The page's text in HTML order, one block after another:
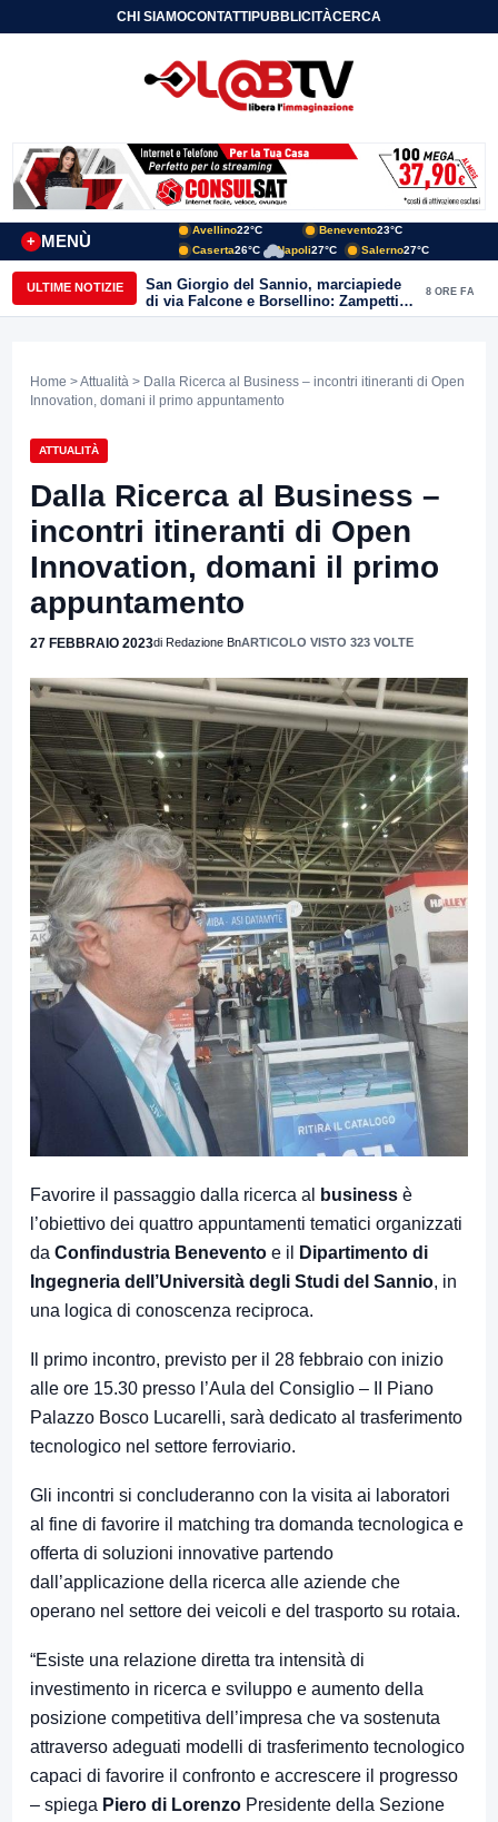
CHI SIAMOCONTATTIPUBBLICITÀCERCA
MENÙ
+
Avellino22°C Benevento23°C
Caserta26°C Napoli27°C Salerno27°C
ULTIME NOTIZIE
San Giorgio del Sannio, marciapiede
di via Falcone e Borsellino: Zampetti e
Lombardi replicano alle polemiche
8 ORE FA
Home >Attualità > Dalla Ricerca al Business – incontri itineranti di Open
Innovation, domani il primo appuntamento
ATTUALITÀ
Dalla Ricerca al Business –
incontri itineranti di Open
Innovation, domani il primo
appuntamento
27 FEBBRAIO 2023di Redazione BnARTICOLO VISTO 323 VOLTE
Favorire il passaggio dalla ricerca al business è
l’obiettivo dei quattro appuntamenti tematici organizzati
da Confindustria Benevento e il
Dipartimento di
Ingegneria dell’Università degli Studi del Sannio, in
una logica di conoscenza reciproca.
Il primo incontro, previsto per il 28 febbraio con inizio
alle ore 15.30 presso l’Aula del Consiglio – II Piano
Palazzo Bosco Lucarelli, sarà dedicato al trasferimento
tecnologico nel settore ferroviario.
Gli incontri si concluderanno con la visita ai laboratori
al fine di favorire il matching tra domanda tecnologica e
offerta di soluzioni innovative partendo
dall’applicazione della ricerca alle aziende che
operano nel settore dei veicoli e del trasporto su rotaia.
“Esiste una relazione diretta tra intensità di
investimento in ricerca e sviluppo e aumento della
posizione competitiva dell’impresa che va sostenuta
attraverso adeguati modelli di trasferimento tecnologico
capaci di favorire il confronto e accrescere il progresso
– spiega Piero di Lorenzo Presidente della Sezione